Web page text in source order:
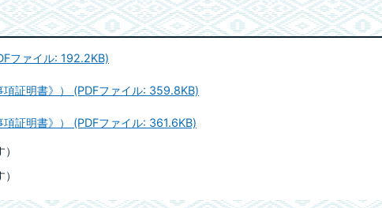
ファイル: 192.2KB)
証明書》） (PDFファイル: 359.8KB)
証明書》） (PDFファイル: 361.6KB)